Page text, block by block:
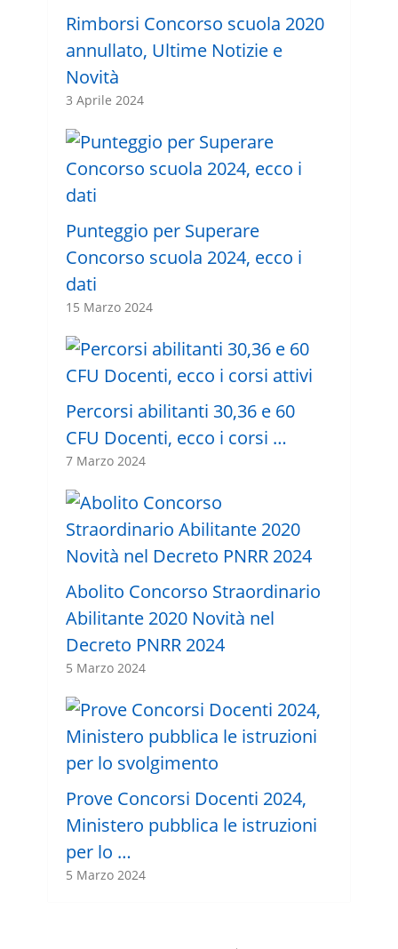
Rimborsi Concorso scuola 2020
annullato, Ultime Notizie e
Novità
3 Aprile 2024
Punteggio per Superare
Concorso scuola 2024, ecco i
dati
15 Marzo 2024
Percorsi abilitanti 30,36 e 60
CFU Docenti, ecco i corsi …
7 Marzo 2024
Abolito Concorso Straordinario
Abilitante 2020 Novità nel
Decreto PNRR 2024
5 Marzo 2024
Prove Concorsi Docenti 2024,
Ministero pubblica le istruzioni
per lo …
5 Marzo 2024